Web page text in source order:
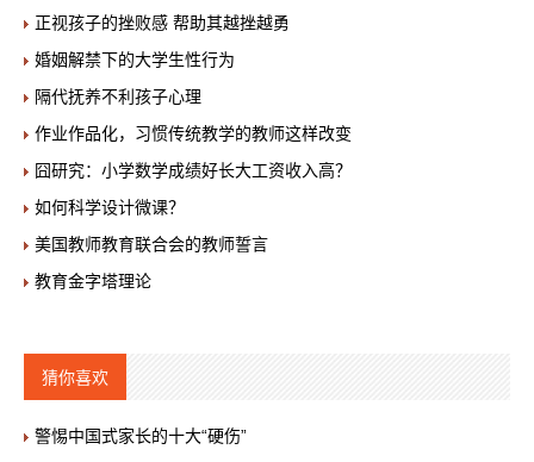
正视孩子的挫败感 帮助其越挫越勇
婚姻解禁下的大学生性行为
隔代抚养不利孩子心理
作业作品化，习惯传统教学的教师这样改变
囧研究：小学数学成绩好长大工资收入高？
如何科学设计微课？
美国教师教育联合会的教师誓言
教育金字塔理论
猜你喜欢
警惕中国式家长的十大“硬伤”